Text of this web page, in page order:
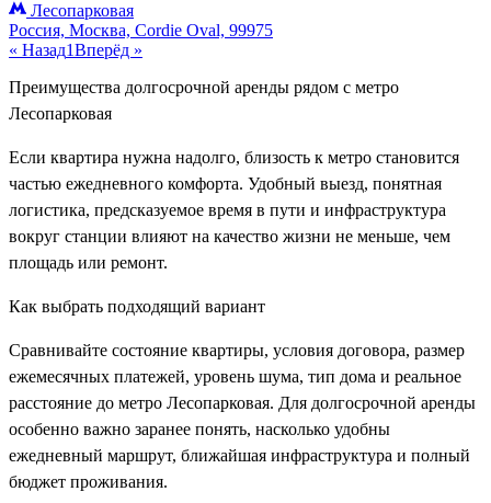
Лесопарковая
Россия, Москва, Cordie Oval, 99975
« Назад1Вперёд »
Преимущества долгосрочной аренды рядом с метро
Лесопарковая
Если квартира нужна надолго, близость к метро становится
частью ежедневного комфорта. Удобный выезд, понятная
логистика, предсказуемое время в пути и инфраструктура
вокруг станции влияют на качество жизни не меньше, чем
площадь или ремонт.
Как выбрать подходящий вариант
Сравнивайте состояние квартиры, условия договора, размер
ежемесячных платежей, уровень шума, тип дома и реальное
расстояние до метро Лесопарковая. Для долгосрочной аренды
особенно важно заранее понять, насколько удобны
ежедневный маршрут, ближайшая инфраструктура и полный
бюджет проживания.